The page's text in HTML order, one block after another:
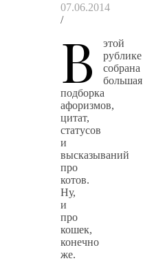
07.06.2014
/
В
этой
рублике
собрана
большая
подборка
афоризмов,
цитат,
статусов
и
высказываний
про
котов.
Ну,
и
про
кошек,
конечно
же.